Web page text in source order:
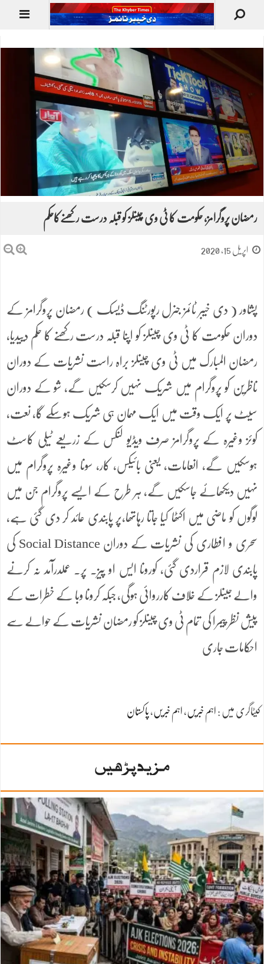
رمضان پروگرامز، حکومت کا ٹی وی چینلز کو قبلہ درست رکھنےکاحکم
اپریل 15, 2020
پشاور ( دی خیبر ٹائمز جنرل رپورٹنگ ڈیسک ) رمضان پروگرامز کے
دوران حکومت کا ٹی وی چینلز کو اپنا قبلہ درست رکھنے کا حکم دییدیا،
رمضان المبارک میں ٹی وی چینلز براہ راست نشریات کے دوران
ناظرین کو پروگرام میں شریک نہیں کرسکیں گے، شو کے دوران
سیٹ پر ایک وقت میں ایک مہمان ہی شریک ہوسکے گا، نعت،
کوئز وغیرہ کے پروگرامز صرف ویڈیو لنکس کے زریعے ٹیلی کاسٹ
ہوسکیں گے، انعامات، یعنی بائیکس، کار، سونا وغیرہ پروگرام میں
نہیں دیکھائے جاسکیں گے، ہر طرح کے ایسے پروگرام جن میں
لوگوں کو ماضی میں اکٹھا کیا جاتا رہاتھا،پر پابندی عائد کر دی گئی ہے،
سحری و افطاری کی نشریات کے دوران Social Distance کی
پابندی لازم قراردی گئی، کورونا ایس او پیز. پر. عملدرآمد نہ کرنے
والے جینلز کے خلاف کارروائی ہوگی، جبکہ کرونا وبا کے خطرات کے
پیش نظر پیمرا کی تمام ٹی وی چینلز کو رمضان نشریات کے حوالے سے
احکامات جاری
کیٹاگری میں : اہم خبریں ، اہم خبریں ، پاکستان
مزید پڑھیں